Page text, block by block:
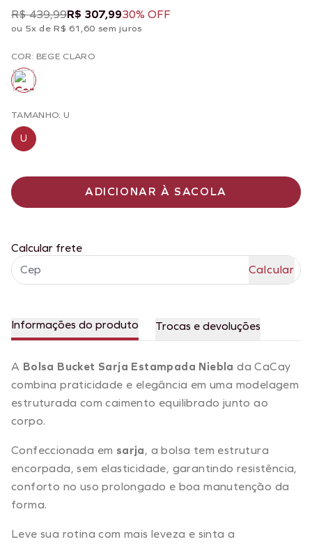
R$ 439,99R$ 307,9930% OFF
ou 5x de R$ 61,60 sem juros
COR: BEGE CLARO
TAMANHO: U
U
ADICIONAR À SACOLA
Calcular frete
Informações do produto Trocas e devoluções
A Bolsa Bucket Sarja Estampada Niebla da CaCay
combina praticidade e elegância em uma modelagem
estruturada com caimento equilibrado junto ao
corpo.
Confeccionada em sarja, a bolsa tem estrutura
encorpada, sem elasticidade, garantindo resistência,
conforto no uso prolongado e boa manutenção da
forma.
Leve sua rotina com mais leveza e sinta a